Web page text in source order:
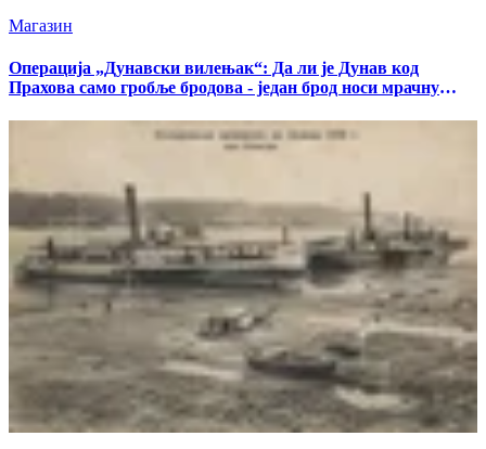
Магазин
Операција „Дунавски вилењак“: Да ли је Дунав код
Прахова само гробље бродова - један брод носи мрачну